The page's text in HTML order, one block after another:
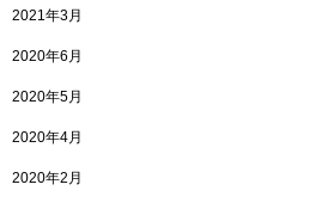
2021年3月
2020年6月
2020年5月
2020年4月
2020年2月